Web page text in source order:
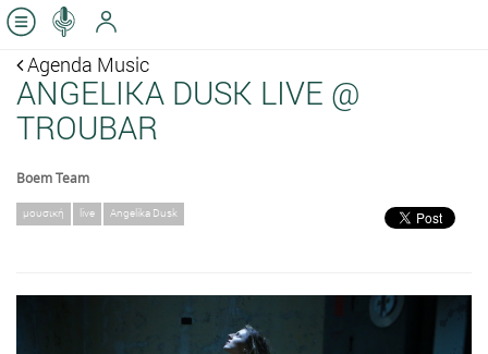
Agenda Music
ANGELIKA DUSK LIVE @
TROUBAR
Boem Team
μουσική live Angelika Dusk
Next